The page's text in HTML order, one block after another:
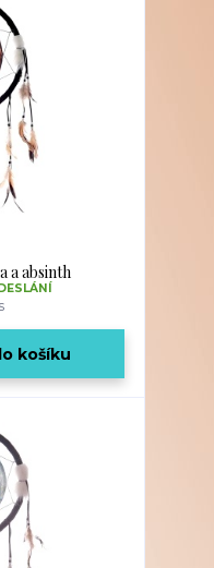
a absinth
košíku